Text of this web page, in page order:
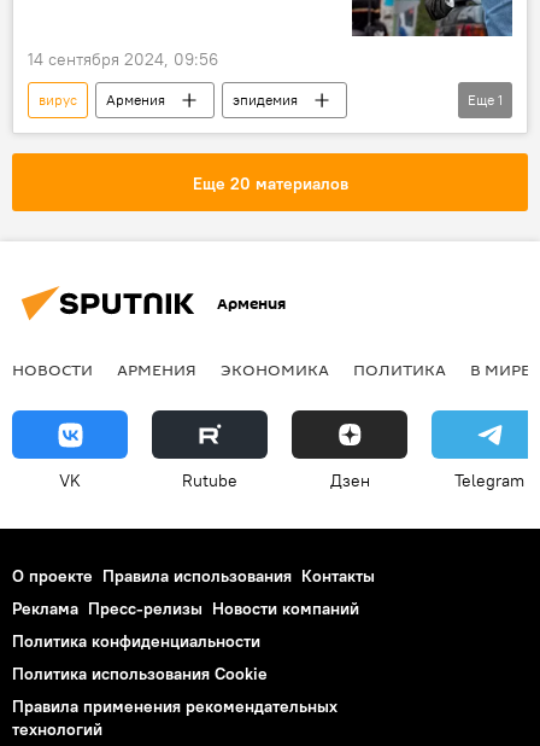
14 сентября 2024, 09:56
вирус Армения
эпидемия
Общество
Еще 1
Еще 20 материалов
Армения
НОВОСТИ АРМЕНИЯ ЭКОНОМИКА ПОЛИТИКА В МИРЕ
VK Rutube Дзен Telegram
О проекте Правила использования Контакты
Реклама Пресс-релизы Новости компаний
Политика конфиденциальности
Политика использования Cookie
Правила применения рекомендательных
технологий